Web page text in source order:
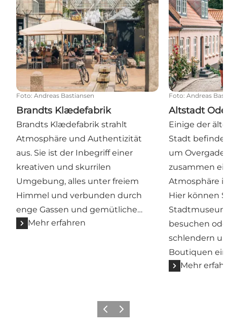
Foto: Andreas Bastiansen
Brandts Klædefabrik
Brandts Klædefabrik strahlt
Atmosphäre und Authentizität
aus. Sie ist der Inbegriff einer
kreativen und skurrilen
Umgebung, alles unter freiem
Himmel und verbunden durch
enge Gassen und gemütliche…
Mehr erfahren
Foto: Andreas
Altstadt
Einige der
Stadt
um
zusammen
Atmosphäre
Hier können
besuchen
schlendern
Boutiquen
Mehr
ZurückWeiter